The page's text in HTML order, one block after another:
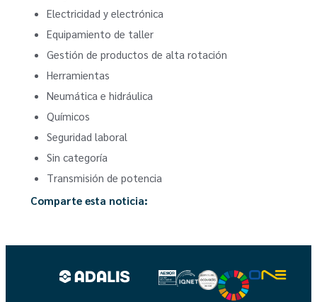
Electricidad y electrónica
Equipamiento de taller
Gestión de productos de alta rotación
Herramientas
Neumática e hidráulica
Químicos
Seguridad laboral
Sin categoría
Transmisión de potencia
Comparte esta noticia: